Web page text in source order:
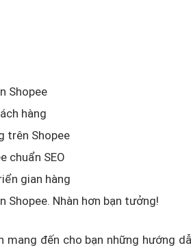
Shopee
hàng
trên Shopee
chuẩn SEO
gian hàng
Shopee. Nhàn hơn bạn tưởng!
đến cho bạn những hướng